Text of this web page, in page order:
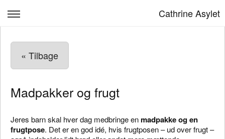
Cathrine Asylet
Om Cathrine Asylet
Kontakt
Opskrivning
« Tilbage
Madpakker og frugt
Jeres barn skal hver dag medbringe enmadpakke og en
frugtpose. Det er en god idé, hvis frugtposen – ud over frugt –